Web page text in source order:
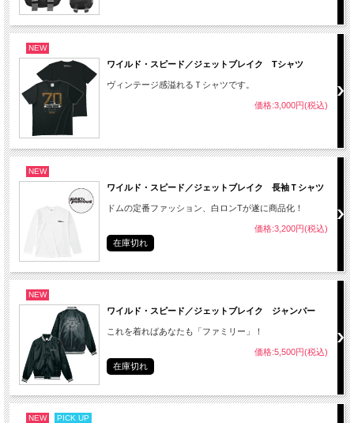
NEW
ワイルド・スピード／ジェットブレイク Tシャツ
ヴィンテージ感溢れるＴシャツです。
価格:3,000円(税込)
NEW
ワイルド・スピード／ジェットブレイク 長袖Ｔシャツ
ドムの定番ファッション、白ロンTが遂に商品化！
価格:3,200円(税込)
在庫切れ
NEW
ワイルド・スピード／ジェットブレイク ジャンパー
これを着ればあなたも「ファミリー」！
価格:5,500円(税込)
在庫切れ
NEW PICK UP